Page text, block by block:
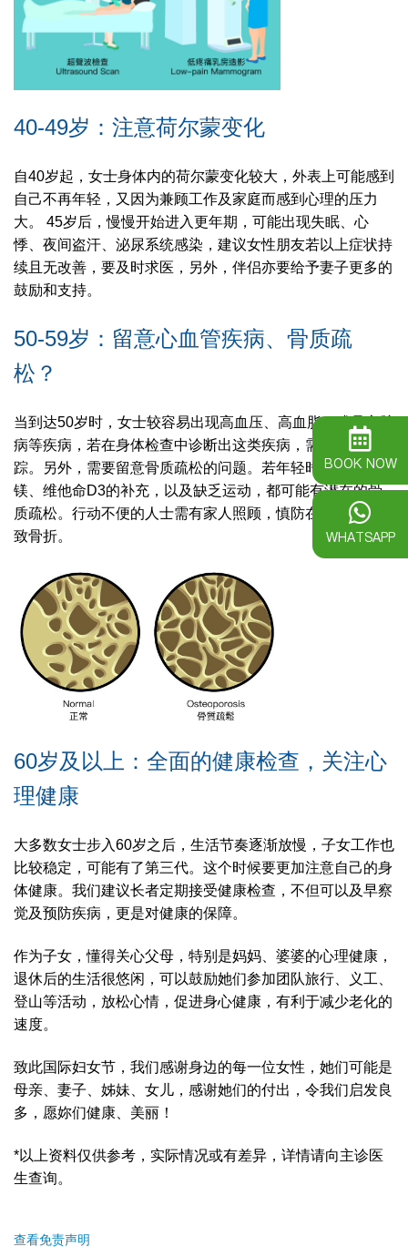
40-49岁：注意荷尔蒙变化
自40岁起，女士身体内的荷尔蒙变化较大，外表上可能感到
自己不再年轻，又因为兼顾工作及家庭而感到心理的压力
大。 45岁后，慢慢开始进入更年期，可能出现失眠、心
悸、夜间盗汗、泌尿系统感染，建议女性朋友若以上症状持
续且无改善，要及时求医，另外，伴侣亦要给予妻子更多的
鼓励和支持。
50-59岁：留意心血管疾病、骨质疏
松？
当到达50岁时，女士较容易出现高血压、高血脂、或是心脏
病等疾病，若在身体检查中诊断出这类疾病，需要持续追
踪。另外，需要留意骨质疏松的问题。若年轻时忽略了钙、
镁、维他命D3的补充，以及缺乏运动，都可能有潜在的骨
质疏松。行动不便的人士需有家人照顾，慎防在外跌倒，导
致骨折。
60岁及以上：全面的健康检查，关注心
理健康
大多数女士步入60岁之后，生活节奏逐渐放慢，子女工作也
比较稳定，可能有了第三代。这个时候要更加注意自己的身
体健康。我们建议长者定期接受健康检查，不但可以及早察
觉及预防疾病，更是对健康的保障。
作为子女，懂得关心父母，特别是妈妈、婆婆的心理健康，
退休后的生活很悠闲，可以鼓励她们参加团队旅行、义工、
登山等活动，放松心情，促进身心健康，有利于减少老化的
速度。
致此国际妇女节，我们感谢身边的每一位女性，她们可能是
母亲、妻子、姊妹、女儿，感谢她们的付出，令我们启发良
多，愿妳们健康、美丽！
*以上资料仅供参考，实际情况或有差异，详情请向主诊医
生查询。
查看免责声明
BOOK NOW
WHATSAPP